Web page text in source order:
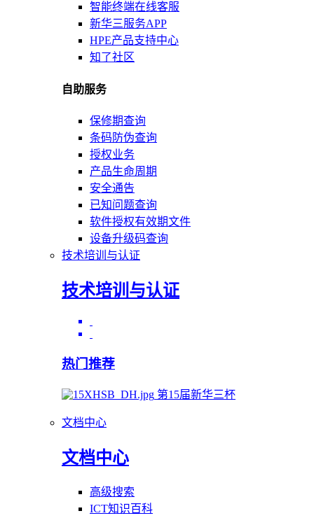
智能终端在线客服
新华三服务APP
HPE产品支持中心
知了社区
自助服务
保修期查询
条码防伪查询
授权业务
产品生命周期
安全通告
已知问题查询
软件授权有效期文件
设备升级码查询
技术培训与认证
技术培训与认证
热门推荐
第15届新华三杯
文档中心
文档中心
高级搜索
ICT知识百科